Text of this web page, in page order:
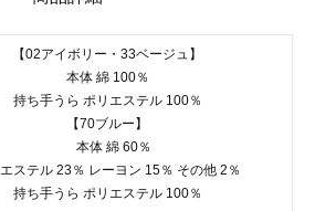
【02アイボリー・33ベージュ】
本体 綿 100％
持ち手うら ポリエステル 100％
【70ブルー】
本体 綿 60％
ステル 23％ レーヨン 15％ その他 2％
持ち手うら ポリエステル 100％